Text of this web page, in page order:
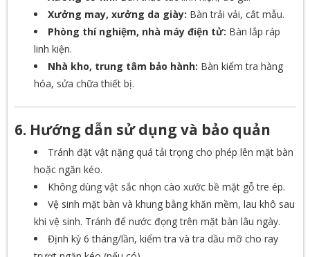
Xưởng may, xưởng da giày: Bàn trải vải, cắt mẫu.
Phòng thí nghiệm, nhà máy điện tử: Bàn lắp ráp
linh kiện.
Nhà kho, trung tâm bảo hành: Bàn kiểm tra hàng
hóa, sửa chữa thiết bị.
6. Hướng dẫn sử dụng và bảo quản
Tránh đặt vật nặng quá tải trọng cho phép lên mặt bàn
hoặc ngăn kéo.
Không dùng vật sắc nhọn cào xước bề mặt gỗ tre ép.
Vệ sinh mặt bàn và khung bằng khăn mềm, lau khô sau
khi vệ sinh. Tránh để nước đọng trên mặt bàn lâu ngày.
Định kỳ 6 tháng/lần, kiểm tra và tra dầu mỡ cho ray